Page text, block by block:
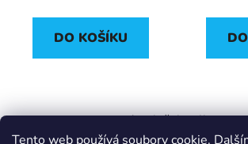
Tento web používá soubory cookie.
DO KOŠÍKU
4položek celkem